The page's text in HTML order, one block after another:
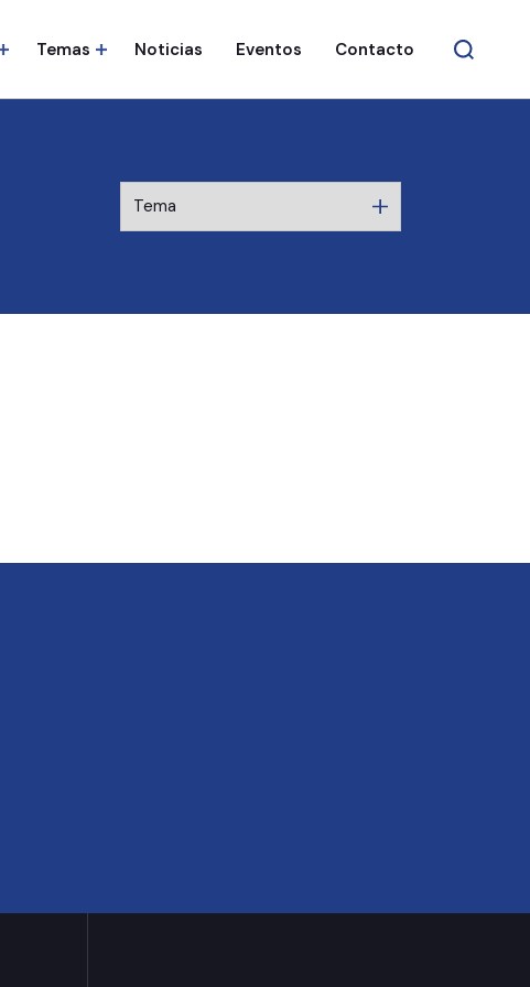
Temas Noticias Eventos Contacto